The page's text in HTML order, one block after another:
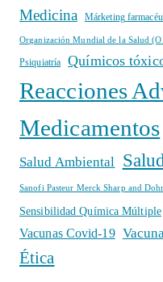
Medicina Márketing
Organización Mundial de la Salud
Psiquiatría Químicos
Reacciones
Medicamentos
Salud Ambiental
Sanofi Pasteur Merck Sharp and
Sensibilidad Química Múltiple
Vacunas Covid-19
Ética